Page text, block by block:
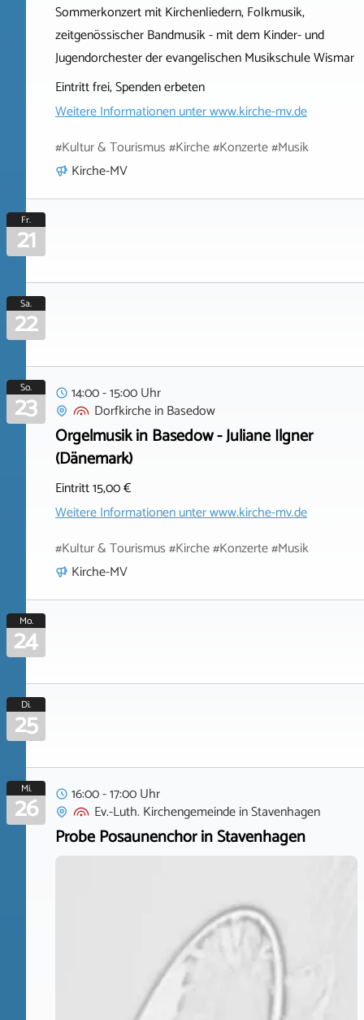
Sommerkonzert mit Kirchenliedern, Folkmusik,
zeitgenössischer Bandmusik - mit dem Kinder- und
Jugendorchester der evangelischen Musikschule Wismar
Eintritt frei, Spenden erbeten
Weitere Informationen unterwww.kirche-mv.de
#Kultur & Tourismus #Kirche #Konzerte #Musik
Kirche-MV
Fr.
21
Sa.
22
So.
23
14:00 - 15:00 Uhr
DorfkircheinBasedow
Orgelmusik in Basedow - Juliane Ilgner
(Dänemark)
Eintritt 15,00 €
Weitere Informationen unterwww.kirche-mv.de
#Kultur & Tourismus #Kirche #Konzerte #Musik
Kirche-MV
Mo.
24
Di.
25
Mi.
26
16:00 - 17:00 Uhr
Ev.-Luth. KirchengemeindeinStavenhagen
Probe Posaunenchor in Stavenhagen